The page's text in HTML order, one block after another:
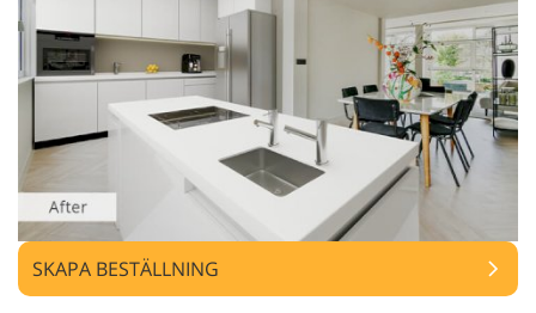
SKAPA BESTÄLLNING